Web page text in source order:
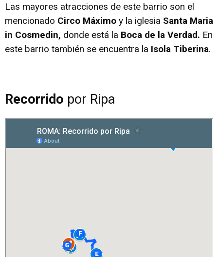
Las mayores atracciones de este barrio son el
mencionado Circo Máximo y la iglesia Santa Maria
in Cosmedin, donde está la Boca de la Verdad. En
este barrio también se encuentra la Isola Tiberina.
Recorrido por Ripa